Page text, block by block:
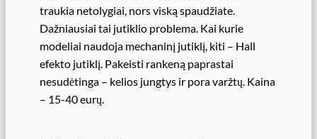
traukia netolygiai, nors viską spaudžiate.
Dažniausiai tai jutiklio problema. Kai kurie
modeliai naudoja mechaninį jutiklį, kiti – Hall
efekto jutiklį. Pakeisti rankeną paprastai
nesudėtinga – kelios jungtys ir pora varžtų. Kaina
– 15-40 eurų.